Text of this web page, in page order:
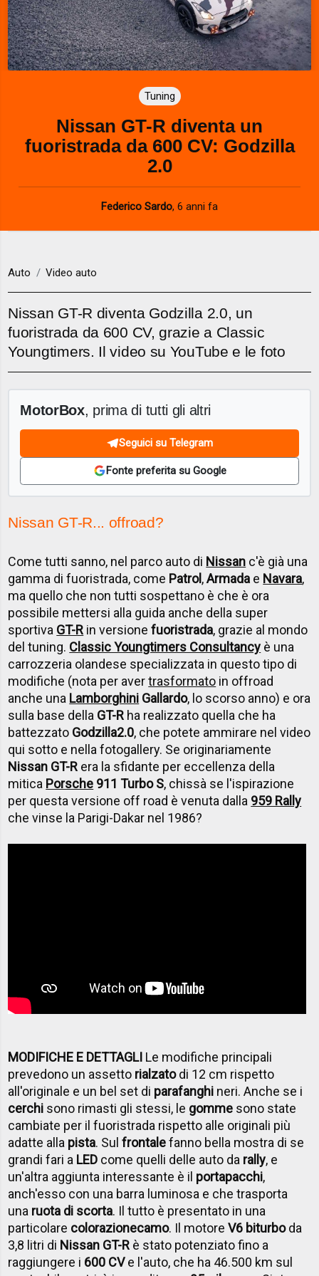
Tuning
Nissan GT-R diventa un
fuoristrada da 600 CV: Godzilla
2.0
Federico Sardo, 6 anni fa
Auto Video auto
Nissan GT-R diventa Godzilla 2.0, un
fuoristrada da 600 CV, grazie a Classic
Youngtimers. Il video su YouTube e le foto
MotorBox, prima di tutti gli altri
Seguici su Telegram
Fonte preferita su Google
Nissan GT-R... offroad?
Come tutti sanno, nel parco auto di Nissan c'è già una
gamma di fuoristrada, come Patrol,Armada e Navara,
ma quello che non tutti sospettano è che è ora
possibile mettersi alla guida anche della super
sportiva GT-R in versionefuoristrada, grazie al mondo
del tuning. Classic Youngtimers Consultancy è una
carrozzeria olandese specializzata in questo tipo di
modifiche (nota per avertrasformato in offroad
anche una Lamborghini Gallardo, lo scorso anno) e ora
sulla base della GT-R ha realizzato quella che ha
battezzato Godzilla2.0, che potete ammirare nel video
qui sotto e nella fotogallery. Se originariamente
Nissan GT-R era la sfidante per eccellenza della
mitica Porsche 911 Turbo S, chissà se l'ispirazione
per questa versione off road è venuta dalla 959 Rally
che vinse la Parigi-Dakar nel 1986?
MODIFICHE E DETTAGLI Le modifiche principali
prevedono un assetto rialzatodi 12 cm rispetto
all'originale e un bel set di parafanghi neri. Anche se i
cerchi sono rimasti gli stessi, le gomme sono state
cambiate per il fuoristrada rispetto alle originali più
adatte alla pista. Sulfrontalefanno bella mostra di se
grandi fari a LED come quelli delle auto da rally, e
un'altra aggiunta interessante è il portapacchi,
anch'esso con una barra luminosa e che trasporta
una ruota di scorta. Il tutto è presentato in una
particolare colorazionecamo. Il motoreV6 biturboda
3,8 litri di Nissan GT-R è stato potenziato fino a
raggiungere i 600 CVe l'auto, che ha 46.500 km sul